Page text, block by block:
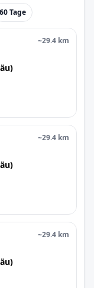
60 Tage
~29.4 km
~29.4 km
~29.4 km